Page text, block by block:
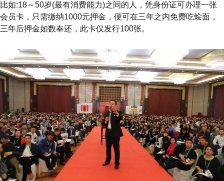
比如:18～50岁(最有消费能力)之间的人，凭身份证可办理一张
会员卡，只需缴纳1000元押金，便可在三年之内免费吃烩面，
三年后押金如数奉还，此卡仅发行100张。